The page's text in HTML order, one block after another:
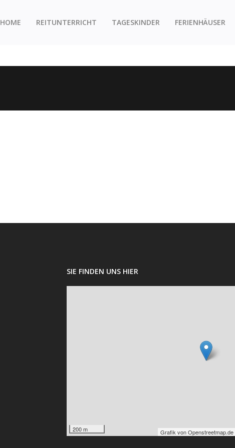
HOME REITUNTERRICHT TAGESKINDER FERIENHÄUSER
SIE FINDEN UNS HIER
200 m Grafik vonOpenstreetmap.de